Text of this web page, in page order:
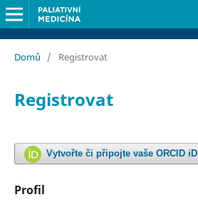
Domů / Registrovat
Registrovat
Vytvořte či připojte vaše ORCID iD
Profil